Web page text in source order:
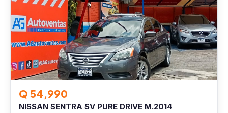
Q 54,990
NISSAN SENTRA SV PURE DRIVE M.2014